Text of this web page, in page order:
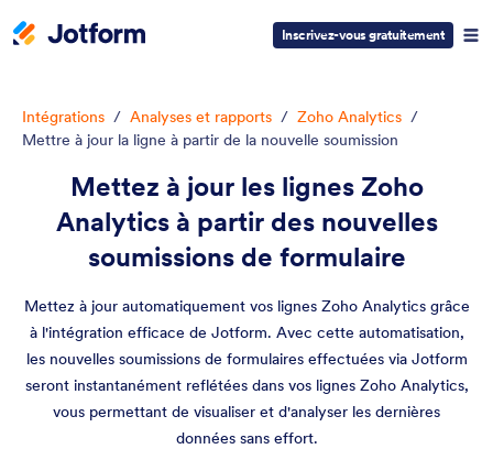
Inscrivez-vous gratuitement
Intégrations / Analyses et rapports / Zoho Analytics /
Mettre à jour la ligne à partir de la nouvelle soumission
Mettez à jour les lignes Zoho
Analytics à partir des nouvelles
soumissions de formulaire
Mettez à jour automatiquement vos lignes Zoho Analytics grâce
à l'intégration efficace de Jotform. Avec cette automatisation,
les nouvelles soumissions de formulaires effectuées via Jotform
seront instantanément reflétées dans vos lignes Zoho Analytics,
vous permettant de visualiser et d'analyser les dernières
données sans effort.